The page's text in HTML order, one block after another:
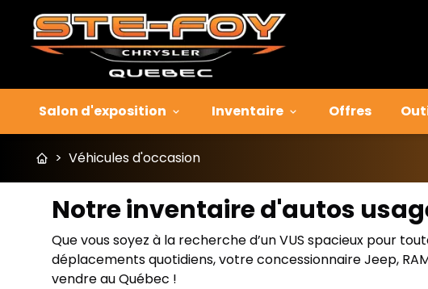
Salon d'exposition Inventaire Offres
> Véhicules d'occasion
Notre inventaire d'autos
Que vous soyez à la recherche d’un VUS spacieux pour
déplacements quotidiens, votre concessionnaire Jeep,
vendre au Québec !